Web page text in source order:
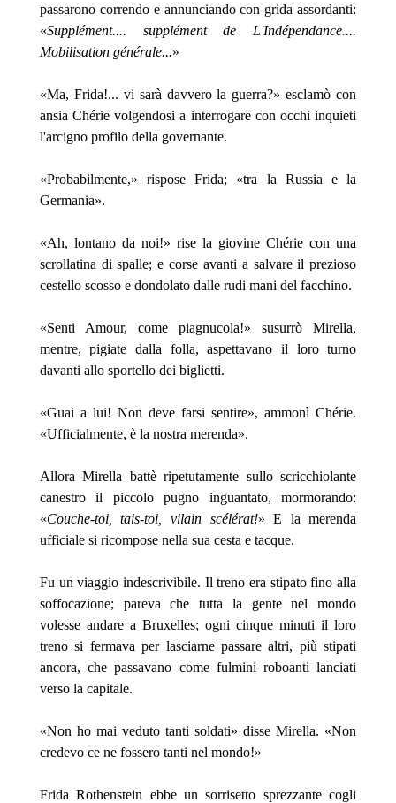
passarono correndo e annunciando con grida assordanti:
«Supplément.... supplément de L'Indépendance....
Mobilisation générale...»
«Ma, Frida!... vi sarà davvero la guerra?» esclamò con
ansia Chérie volgendosi a interrogare con occhi inquieti
l'arcigno profilo della governante.
«Probabilmente,» rispose Frida; «tra la Russia e la
Germania».
«Ah, lontano da noi!» rise la giovine Chérie con una
scrollatina di spalle; e corse avanti a salvare il prezioso
cestello scosso e dondolato dalle rudi mani del facchino.
«Senti Amour, come piagnucola!» susurrò Mirella,
mentre, pigiate dalla folla, aspettavano il loro turno
davanti allo sportello dei biglietti.
«Guai a lui! Non deve farsi sentire», ammonì Chérie.
«Ufficialmente, è la nostra merenda».
Allora Mirella battè ripetutamente sullo scricchiolante
canestro il piccolo pugno inguantato, mormorando:
«Couche-toi, tais-toi, vilain scélérat!» E la merenda
ufficiale si ricompose nella sua cesta e tacque.
Fu un viaggio indescrivibile. Il treno era stipato fino alla
soffocazione; pareva che tutta la gente nel mondo
volesse andare a Bruxelles; ogni cinque minuti il loro
treno si fermava per lasciarne passare altri, più stipati
ancora, che passavano come fulmini roboanti lanciati
verso la capitale.
«Non ho mai veduto tanti soldati» disse Mirella. «Non
credevo ce ne fossero tanti nel mondo!»
Frida Rothenstein ebbe un sorrisetto sprezzante cogli